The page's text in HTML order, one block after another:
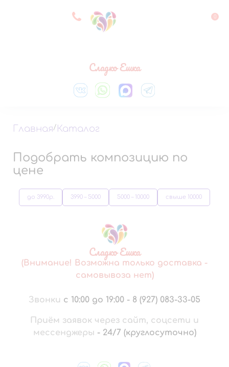
8 927 083 33 05 0
Сладко Ешка
Главная/ Каталог
Подобрать композицию по
цене
до 3990р. 3990 – 5000 5000 – 10000 свыше 10000
Сладко Ешка
(Внимание! Возможна только доставка -
самовывоза нет)
Звонки с 10:00 до 19:00 - 8 (927) 083-33-05
Приём заявок через сайт, соцсети и
мессенджеры - 24/7 (круглосуточно)